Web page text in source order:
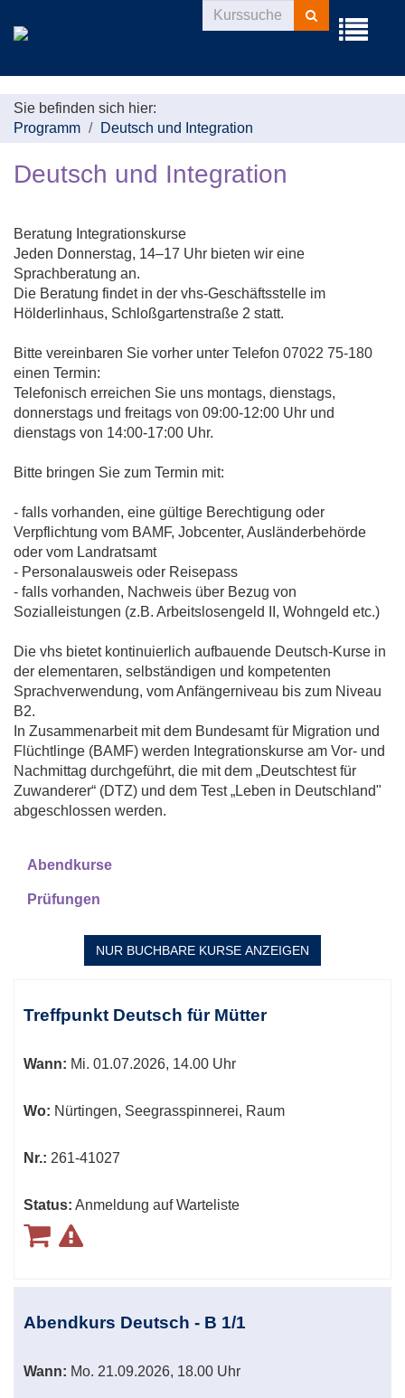
Menü
Kurse
suchen
Sie befinden sich hier:
Programm
Deutsch und Integration
Deutsch und Integration
Beratung Integrationskurse
Jeden Donnerstag, 14–17 Uhr bieten wir eine
Sprachberatung an.
Die Beratung findet in der vhs-Geschäftsstelle im
Hölderlinhaus, Schloßgartenstraße 2 statt.
Bitte vereinbaren Sie vorher unter Telefon 07022 75-180
einen Termin:
Telefonisch erreichen Sie uns montags, dienstags,
donnerstags und freitags von 09:00-12:00 Uhr und
dienstags von 14:00-17:00 Uhr.
Bitte bringen Sie zum Termin mit:
- falls vorhanden, eine gültige Berechtigung oder
Verpflichtung vom BAMF, Jobcenter, Ausländerbehörde
oder vom Landratsamt
- Personalausweis oder Reisepass
- falls vorhanden, Nachweis über Bezug von
Sozialleistungen (z.B. Arbeitslosengeld II, Wohngeld etc.)
Die vhs bietet kontinuierlich aufbauende Deutsch-Kurse in
der elementaren, selbständigen und kompetenten
Sprachverwendung, vom Anfängerniveau bis zum Niveau
B2.
In Zusammenarbeit mit dem Bundesamt für Migration und
Flüchtlinge (BAMF) werden Integrationskurse am Vor- und
Nachmittag durchgeführt, die mit dem „Deutschtest für
Zuwanderer“ (DTZ) und dem Test „Leben in Deutschland"
abgeschlossen werden.
Abendkurse
Prüfungen
NUR BUCHBARE KURSE ANZEIGEN
Tabellenüberschriften
werden.
Treffpunkt Deutsch für Mütter
Wann: Mi. 01.07.2026, 14.00 Uhr
Wo: Nürtingen, Seegrasspinnerei, Raum
Nr.: 261-41027
Status: Anmeldung auf Warteliste
Abendkurs Deutsch - B 1/1
Wann: Mo. 21.09.2026, 18.00 Uhr